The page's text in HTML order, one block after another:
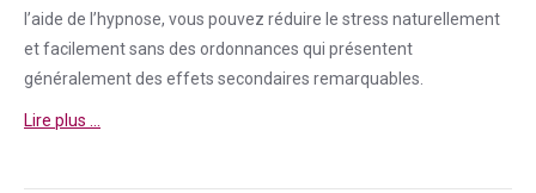
l’aide de l’hypnose, vous pouvez réduire le stress naturellement
et facilement sans des ordonnances qui présentent
généralement des effets secondaires remarquables.
Lire plus …